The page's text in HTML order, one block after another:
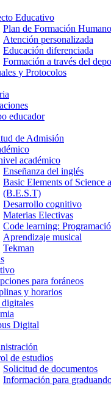
Educativo
Plan de Formación
Atención personalizada
Educación diferenciada
Formación a través del
y Protocolos
educador
de Admisión
académico
Enseñanza del inglés
Basic Elements of Science
(B.E.S.T)
Desarrollo cognitivo
Materias Electivas
Code learning:
Aprendizaje musical
Tekman
para foráneos
y horarios
Digital
de estudios
Solicitud de documentos
Información para